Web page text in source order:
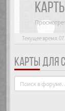
Текущее время: 07
КАРТЫ ДЛЯ